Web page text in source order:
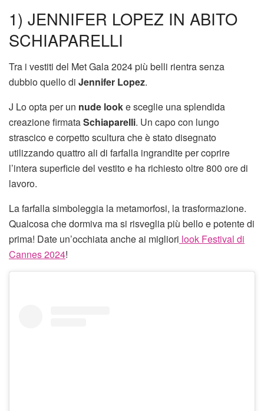
1) JENNIFER LOPEZ IN ABITO
SCHIAPARELLI
Tra i vestiti del Met Gala 2024 più belli rientra senza
dubbio quello di Jennifer Lopez.
J Lo opta per un nude looke sceglie una splendida
creazione firmataSchiaparelli. Un capo con lungo
strascico e corpetto scultura che è stato disegnato
utilizzando quattro ali di farfalla ingrandite per coprire
l’intera superficie del vestito e ha richiesto oltre 800 ore di
lavoro.
La farfalla simboleggia la metamorfosi, la trasformazione.
Qualcosa che dormiva ma si risveglia più bello e potente di
prima! Date un’occhiata anche ai migliori look Festival di
Cannes 2024!